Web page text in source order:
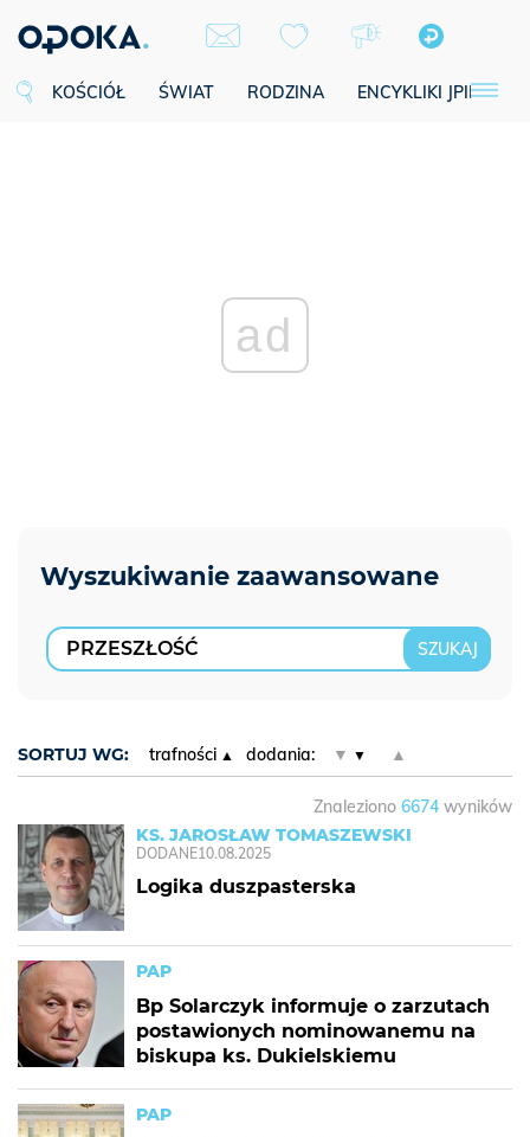
KOŚCIÓŁ ŚWIAT RODZINA ENCYKLIKI JPII
ad
SORTUJ WG: trafności dodania: ▼ ▲
Znaleziono 6674 wyników
KS. JAROSŁAW TOMASZEWSKI
DODANE10.08.2025
Logika duszpasterska
PAP
Bp Solarczyk informuje o zarzutach
postawionych nominowanemu na
biskupa ks. Dukielskiemu
PAP